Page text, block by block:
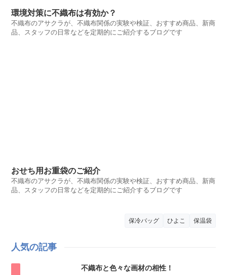
環境対策に不織布は有効か？
不織布のアサクラが、不織布関係の実験や検証、おすすめ商品、新商
品、スタッフの日常などを定期的にご紹介するブログです
おせち用お重袋のご紹介
不織布のアサクラが、不織布関係の実験や検証、おすすめ商品、新商
品、スタッフの日常などを定期的にご紹介するブログです
保冷バッグ ひよこ 保温袋
人気の記事
不織布と色々な画材の相性！